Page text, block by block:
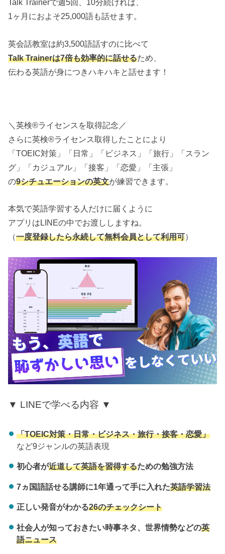
Talk Trainerで週5回、10分続ければ、
1ヶ月におよそ25,000語も話せます。
英会話教室は約3,500語話すのに比べて
Talk Trainerは7倍も効率的に話せるため、
伝わる英語が身につきハキハキと話せます！
＼英検®ライセンスを取得記念／
さらに英検®ライセンス取得したことにより
「TOEIC対策」「日常」「ビジネス」「旅行」「スラン
グ」「カジュアル」「接客」「恋愛」「主張」
の9シチュエーションの英文が練習できます。
本気で英語学習する人だけに届くように
アプリはLINEの中でお渡ししますね。
（一度登録したら永続して無料会員として利用可）
▼ LINEで学べる内容 ▼
「TOEIC対策・日常・ビジネス・旅行・接客・恋愛」
など9ジャンルの英語表現
初心者が近道して英語を習得するための勉強方法
7ヵ国語話せる講師に1年通って手に入れた英語学習法
正しい発音がわかる26のチェックシート
社会人が知っておきたい時事ネタ、世界情勢などの英
語ニュース